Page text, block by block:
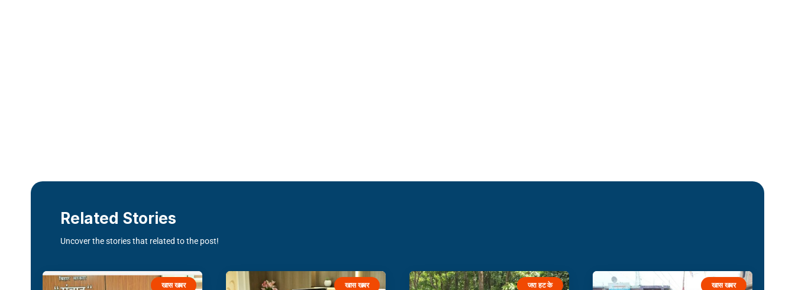
Related Stories
Uncover the stories that related to the post!
खास खबर खास खबर जरा हट के खास खबर